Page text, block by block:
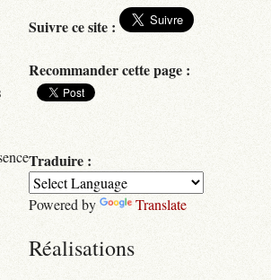
Suivre ce site :
Recommander cette page :
Traduire :
Powered by Translate
Réalisations